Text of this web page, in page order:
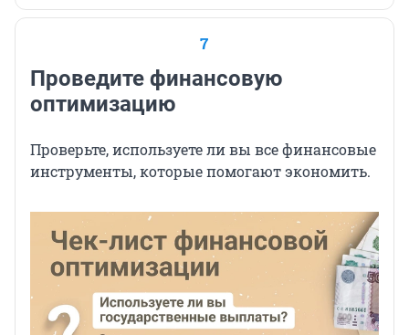
7
Проведите финансовую
оптимизацию
Проверьте, используете ли вы все финансовые
инструменты, которые помогают экономить.